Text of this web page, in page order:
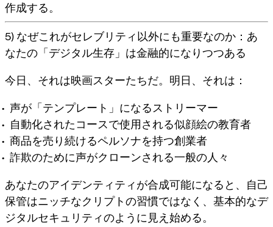
作成する。
5) なぜこれがセレブリティ以外にも重要なのか：あ
なたの「デジタル生存」は金融的になりつつある
今日、それは映画スターたちだ。明日、それは：
声が「テンプレート」になるストリーマー
自動化されたコースで使用される似顔絵の教育者
商品を売り続けるペルソナを持つ創業者
詐欺のために声がクローンされる一般の人々
あなたのアイデンティティが合成可能になると、 自己
保管はニッチなクリプトの習慣ではなく、基本的なデ
ジタルセキュリティのように見え始める。